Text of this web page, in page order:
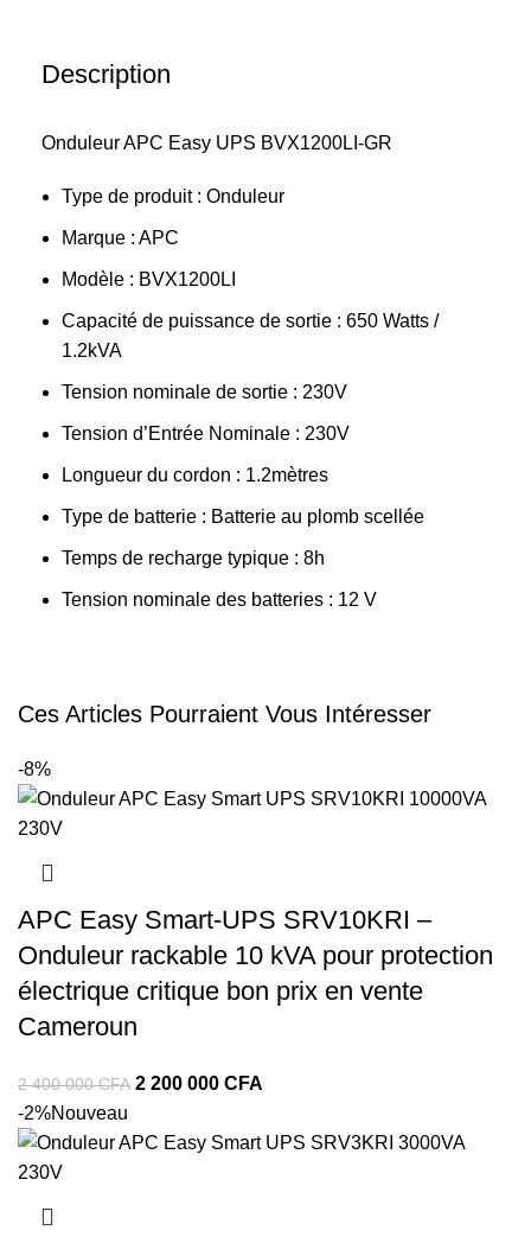
Description
Onduleur APC Easy UPS BVX1200LI-GR
Type de produit : Onduleur
Marque : APC
Modèle : BVX1200LI
Capacité de puissance de sortie : 650 Watts /
1.2kVA
Tension nominale de sortie : 230V
Tension d’Entrée Nominale : 230V
Longueur du cordon : 1.2mètres
Type de batterie : Batterie au plomb scellée
Temps de recharge typique : 8h
Tension nominale des batteries : 12 V
Ces Articles Pourraient Vous Intéresser
-8%
APC Easy Smart-UPS SRV10KRI –
Onduleur rackable 10 kVA pour protection
électrique critique bon prix en vente
Cameroun
2 400 000CFA Le
initial
2 200 000 CFA
actuel
-2%Nouveau